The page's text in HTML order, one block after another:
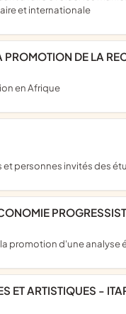
et internationale
PROMOTION DE LA
en Afrique
et personnes invités des
promotion d'une
ET ARTISTIQUES -